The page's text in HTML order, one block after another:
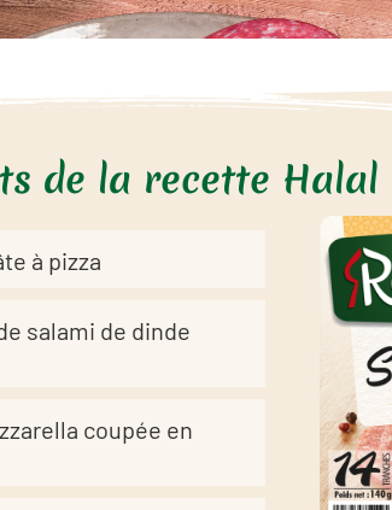
de la recette Halal
à pizza
salami de dinde
coupée en